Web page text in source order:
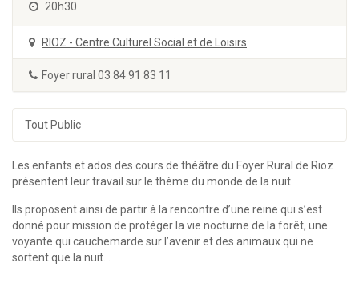
20h30
RIOZ - Centre Culturel Social et de Loisirs
Foyer rural 03 84 91 83 11
Tout Public
Les enfants et ados des cours de théâtre du Foyer Rural de Rioz
présentent leur travail sur le thème du monde de la nuit.
Ils proposent ainsi de partir à la rencontre d’une reine qui s’est
donné pour mission de protéger la vie nocturne de la forêt, une
voyante qui cauchemarde sur l’avenir et des animaux qui ne
sortent que la nuit…